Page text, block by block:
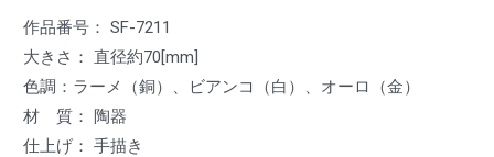
作品番号： SF-7211
大きさ： 直径約70[mm]
色調：ラーメ（銅）、ビアンコ（白）、オーロ（金）
材 質： 陶器
仕上げ： 手描き